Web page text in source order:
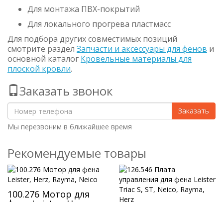
Для монтажа ПВХ-покрытий
Для локального прогрева пластмасс
Для подбора других совместимых позиций
смотрите раздел Запчасти и аксессуары для фенов и
основной каталог Кровельные материалы для
плоской кровли.
Заказать звонок
Заказать
Мы перезвоним в ближайшее время
Рекомендуемые товары
100.276 Мотор для